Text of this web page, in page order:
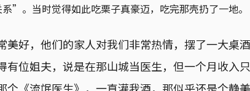
”。当时觉得如此吃栗子真豪迈，吃完那壳扔了一地。
美好，他们的家人对我们非常热情，摆了一大桌
位姐夫，说是在那山城当医生，但一个月收入只